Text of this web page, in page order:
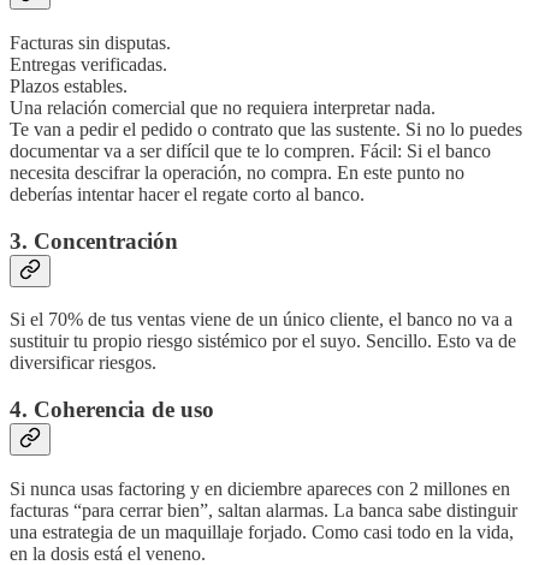
Facturas sin disputas.
Entregas verificadas.
Plazos estables.
Una relación comercial que no requiera interpretar nada.
Te van a pedir el pedido o contrato que las sustente. Si no lo puedes
documentar va a ser difícil que te lo compren. Fácil: Si el banco
necesita descifrar la operación, no compra. En este punto no
deberías intentar hacer el regate corto al banco.
3. Concentración
Si el 70% de tus ventas viene de un único cliente, el banco no va a
sustituir tu propio riesgo sistémico por el suyo. Sencillo. Esto va de
diversificar riesgos.
4. Coherencia de uso
Si nunca usas factoring y en diciembre apareces con 2 millones en
facturas “para cerrar bien”, saltan alarmas. La banca sabe distinguir
una estrategia de un maquillaje forjado. Como casi todo en la vida,
en la dosis está el veneno.